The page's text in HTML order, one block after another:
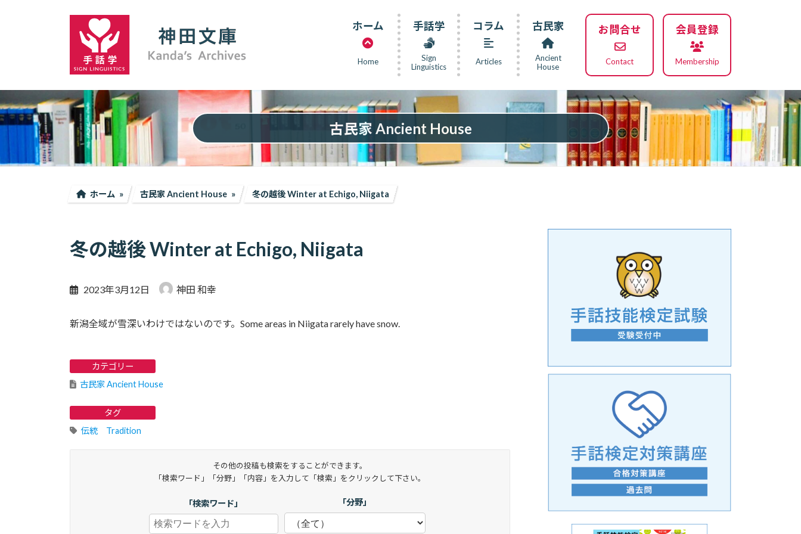
ス
キ
ッ
ン
に
移
ホーム
Home
手話学
Sign
Linguistics
コラム
Articles
古民家
Ancient
House
お問合せ
Contact
会員登録
Membership
古民家 Ancient House
ホーム 古民家 Ancient House 冬の越後 Winter at Echigo, Niigata
冬の越後 Winter at Echigo, Niigata
2023年3月12日 神田 和幸
新潟全域が雪深いわけではないのです。Some areas in Niigata rarely have snow.
カテゴリー
古民家 Ancient House
タグ
伝統 Tradition
その他の投稿も検索をすることができます。
「検索ワード」「分野」「内容」を入力して「検索」をクリックして下さい。
「検索ワード」 「分野」
手話の言語学的特性に関する研究